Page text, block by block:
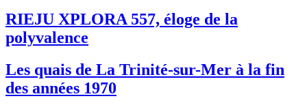
RIEJU XPLORA 557, éloge de la
polyvalence
Les quais de La Trinité-sur-Mer à la fin
des années 1970